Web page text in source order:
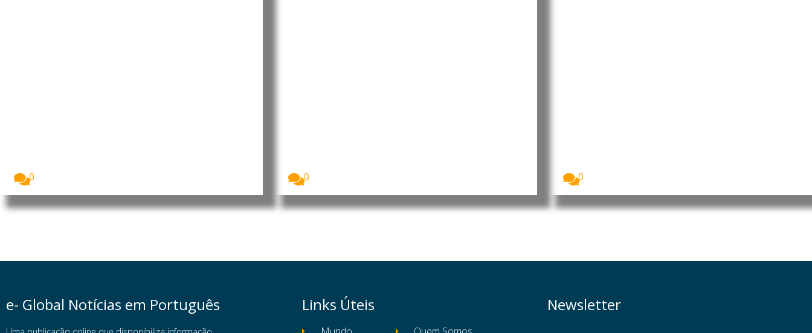
0
0
0
e- Global Notícias em Português Links Úteis Newsletter